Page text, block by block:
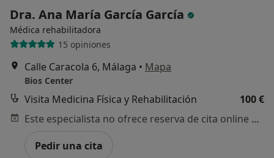
Dra. Ana María García García
Médica rehabilitadora
15 opiniones
Calle Caracola 6, Málaga • Mapa
Bios Center
Visita Medicina Física y Rehabilitación
100 €
Este especialista no ofrece reserva de cita online en esta dirección.
Pedir una cita